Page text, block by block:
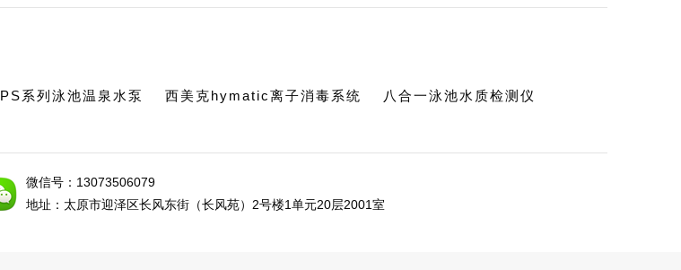
PS系列泳池温泉水泵 西美克hymatic离子消毒系统 八合一泳池水质检测仪
微信号：13073506079
地址：太原市迎泽区长风东街（长风苑）2号楼1单元20层2001室